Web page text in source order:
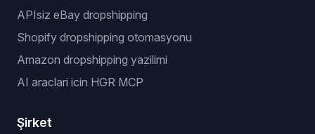
APIsiz eBay dropshipping
Shopify dropshipping otomasyonu
Amazon dropshipping yazilimi
AI araclari icin HGR MCP
Şirket